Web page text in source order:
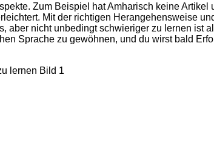
Zum Beispiel hat Amharisch keine Artikel
Mit der richtigen Herangehensweise
aber nicht unbedingt schwieriger zu lernen ist
Sprache zu gewöhnen, und du wirst bald